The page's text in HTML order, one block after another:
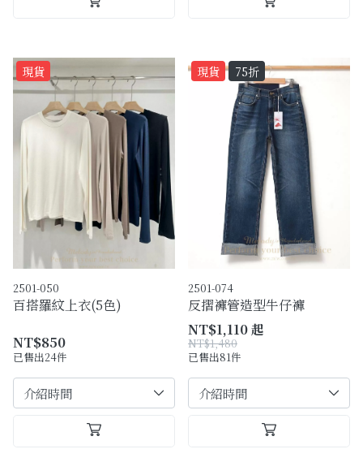
現貨
2501-050
百搭羅紋上衣(5色)
NT$850
已售出24件
現貨 75折
2501-074
反摺褲管造型牛仔褲
NT$1,110 起
NT$1,480
已售出81件